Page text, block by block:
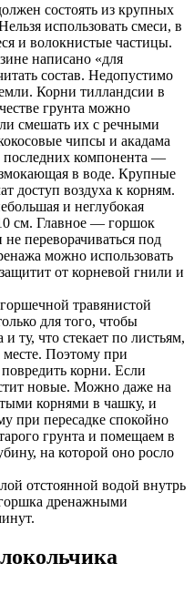
состоять из крупных
использовать смеси, в
и волокнистые частицы.
написано «для
состав. Недопустимо
Корни тилландсии в
грунта можно
смешать их с речными
чипсы и акадама
последних компонента —
в воде. Крупные
доступ воздуха к корням.
и неглубокая
см. Главное — горшок
переворачиваться под
можно использовать
от корневой гнили и
травянистой
для того, чтобы
ту, что стекает по листьям,
месте. Поэтому при
повредить корни. Если
новые. Можно даже на
корнями в чашку, и
при пересадке спокойно
грунта и помещаем в
на которой оно росло
отстоянной водой внутрь
дренажными